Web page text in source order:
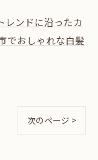
レンドに沿ったカ
でおしゃれな白髪
次のページ >